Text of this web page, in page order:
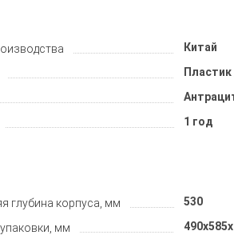
Китай
1 год
глубина корпуса, мм 530
мм